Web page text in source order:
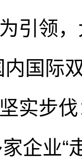
引领
内国际
实步
企业“